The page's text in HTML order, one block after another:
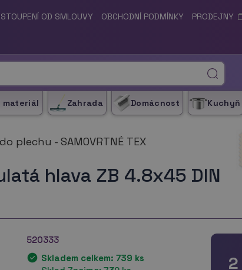
OD SMLOUVY OBCHODNÍ PODMÍNKY PRODEJNY
materiál Zahrada Domácnost Kuchyň
plechu - SAMOVRTNÉ TEX
hlava ZB 4.8x45 DIN
2
520333
Skladem celkem: 739 ks